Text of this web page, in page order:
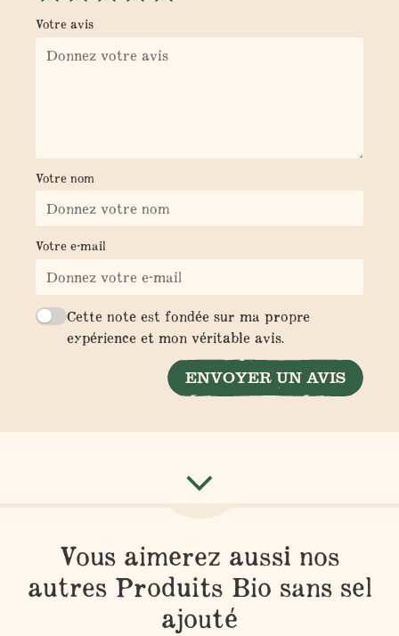
Votre avis
Votre nom
Votre e-mail
Cette note est fondée sur ma propre
expérience et mon véritable avis.
ENVOYER UN AVIS
Vous aimerez aussi nos
autres Produits Bio sans sel
ajouté